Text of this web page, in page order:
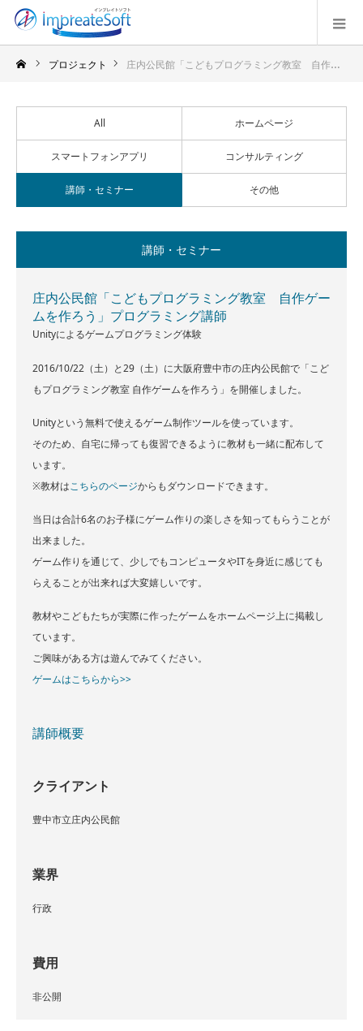
プロジェクト 庄内公民館「こどもプログラミング教室 自作ゲームを作ろう」プログラミング講師
All ホームページ
スマートフォンアプリ コンサルティング
講師・セミナー その他
講師・セミナー
庄内公民館「こどもプログラミング教室 自作ゲー
ムを作ろう」プログラミング講師
Unityによるゲームプログラミング体験
2016/10/22（土）と29（土）に大阪府豊中市の庄内公民館で「こど
もプログラミング教室 自作ゲームを作ろう」を開催しました。
Unityという無料で使えるゲーム制作ツールを使っています。
そのため、自宅に帰っても復習できるように教材も一緒に配布して
います。
※教材はこちらのページからもダウンロードできます。
当日は合計6名のお子様にゲーム作りの楽しさを知ってもらうことが
出来ました。
ゲーム作りを通じて、少しでもコンピュータやITを身近に感じても
らえることが出来れば大変嬉しいです。
教材やこどもたちが実際に作ったゲームをホームページ上に掲載し
ています。
ご興味がある方は遊んでみてください。
ゲームはこちらから>>
講師概要
クライアント
豊中市立庄内公民館
業界
行政
費用
非公開